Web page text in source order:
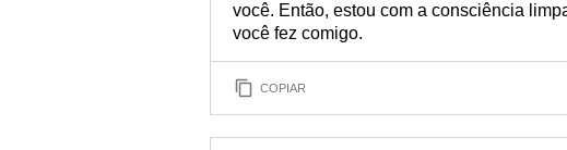
você. Então, estou com a consciência
você fez comigo.
COPIAR